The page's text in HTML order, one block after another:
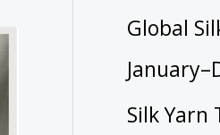
Global
Silk Yarn